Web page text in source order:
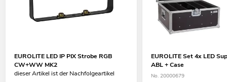
EUROLITE LED IP PIX Strobe RGB
CW+WW MK2
dieser Artikel ist der Nachfolgeartikel
EUROLITE Set 4x LED
ABL + Case
No. 20000679